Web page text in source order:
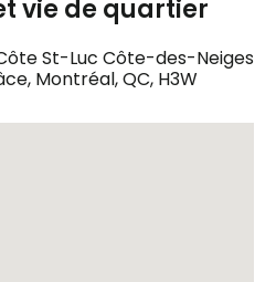
vie de quartier
St-Luc Côte-des-Neiges
Montréal, QC, H3W